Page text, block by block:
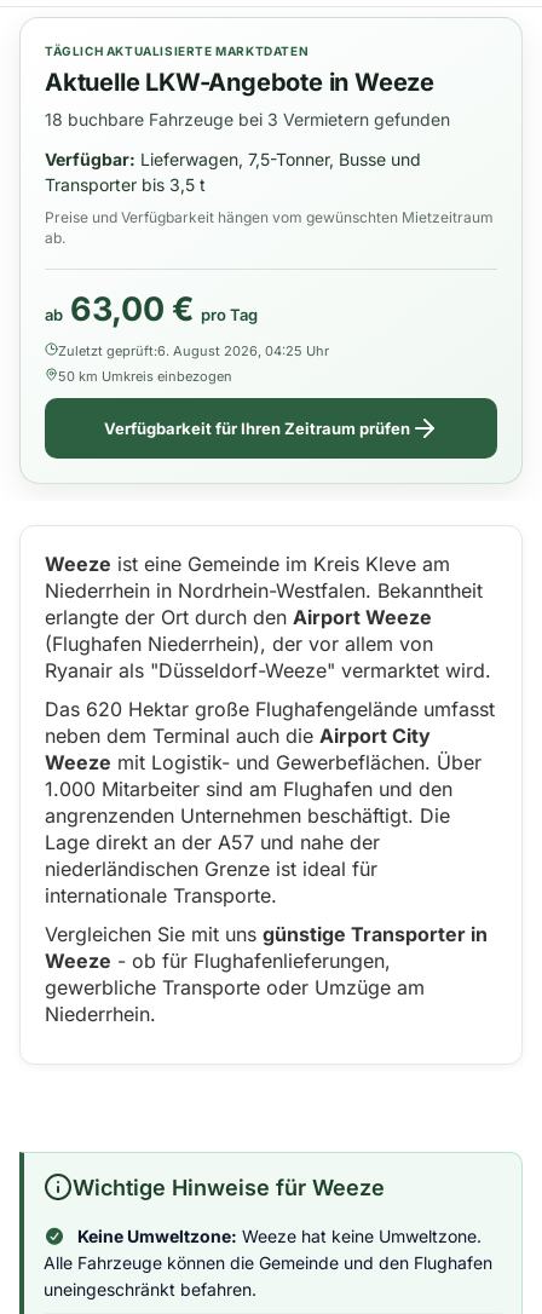
TÄGLICH AKTUALISIERTE MARKTDATEN
Aktuelle LKW-Angebote in Weeze
18 buchbare Fahrzeuge bei 3 Vermietern gefunden
Verfügbar: Lieferwagen, 7,5-Tonner, Busse und
Transporter bis 3,5 t
Preise und Verfügbarkeit hängen vom gewünschten Mietzeitraum
ab.
ab 63,00 € pro Tag
Zuletzt geprüft:6. August 2026, 04:25 Uhr
50 km Umkreis einbezogen
Verfügbarkeit für Ihren Zeitraum prüfen
Weeze ist eine Gemeinde im Kreis Kleve am
Niederrhein in Nordrhein-Westfalen. Bekanntheit
erlangte der Ort durch den Airport Weeze
(Flughafen Niederrhein), der vor allem von
Ryanair als "Düsseldorf-Weeze" vermarktet wird.
Das 620 Hektar große Flughafengelände umfasst
neben dem Terminal auch die Airport City
Weeze mit Logistik- und Gewerbeflächen. Über
1.000 Mitarbeiter sind am Flughafen und den
angrenzenden Unternehmen beschäftigt. Die
Lage direkt an der A57 und nahe der
niederländischen Grenze ist ideal für
internationale Transporte.
Vergleichen Sie mit uns günstige Transporter in
Weeze - ob für Flughafenlieferungen,
gewerbliche Transporte oder Umzüge am
Niederrhein.
Wichtige Hinweise für Weeze
Keine Umweltzone: Weeze hat keine Umweltzone.
Alle Fahrzeuge können die Gemeinde und den Flughafen
uneingeschränkt befahren.